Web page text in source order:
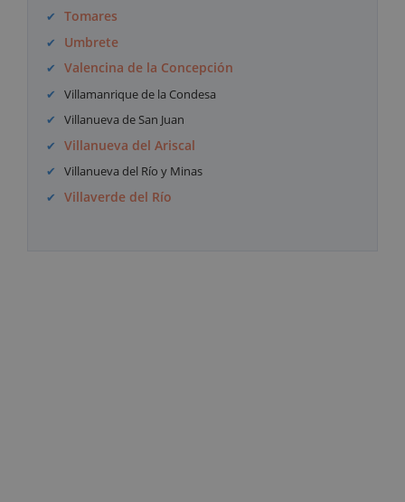
Tomares
Umbrete
Valencina de la Concepción
Villamanrique de la Condesa
Villanueva de San Juan
Villanueva del Ariscal
Villanueva del Río y Minas
Villaverde del Río